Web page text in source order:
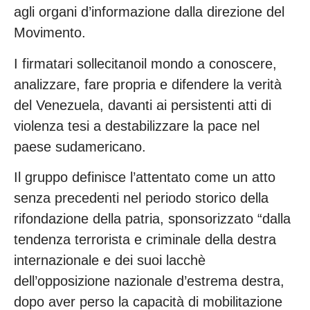
agli organi d’informazione dalla direzione del
Movimento.
I firmatari sollecitanoil mondo a conoscere,
analizzare, fare propria e difendere la verità
del Venezuela, davanti ai persistenti atti di
violenza tesi a destabilizzare la pace nel
paese sudamericano.
Il gruppo definisce l’attentato come un atto
senza precedenti nel periodo storico della
rifondazione della patria, sponsorizzato “dalla
tendenza terrorista e criminale della destra
internazionale e dei suoi lacchè
dell’opposizione nazionale d’estrema destra,
dopo aver perso la capacità di mobilitazione